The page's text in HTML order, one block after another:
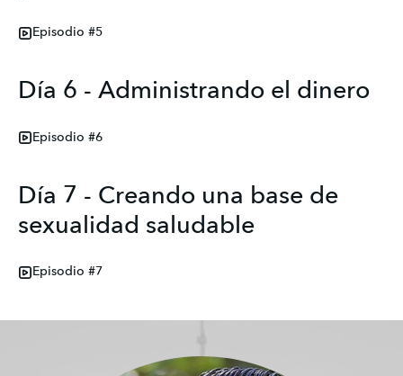
Episodio #5
Día 6 - Administrando el dinero
Episodio #6
Día 7 - Creando una base de
sexualidad saludable
Episodio #7